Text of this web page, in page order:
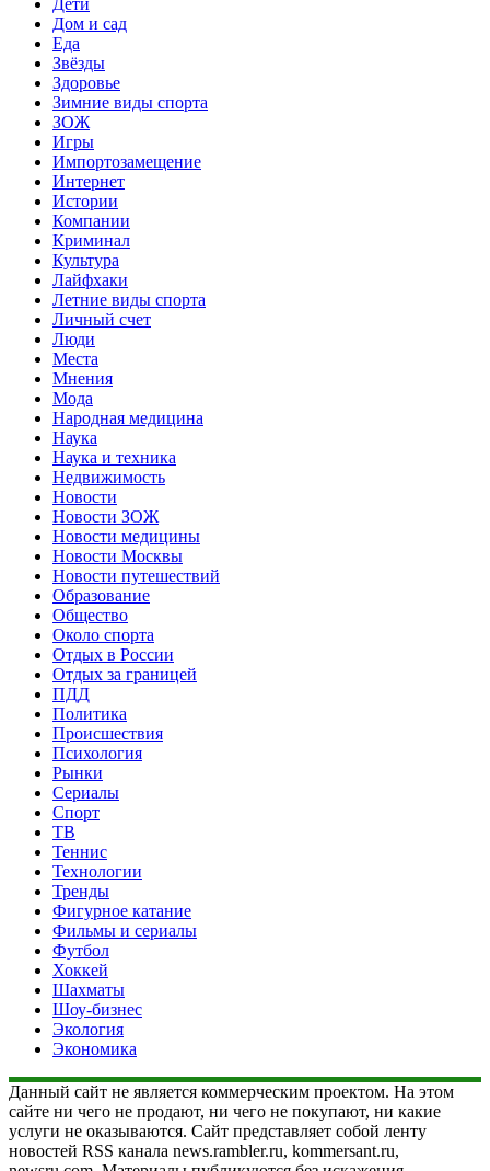
Дом и сад
Еда
Звёзды
Здоровье
Зимние виды спорта
ЗОЖ
Игры
Импортозамещение
Интернет
Истории
Компании
Криминал
Культура
Лайфхаки
Летние виды спорта
Личный счет
Люди
Места
Мнения
Мода
Народная медицина
Наука
Наука и техника
Недвижимость
Новости
Новости ЗОЖ
Новости медицины
Новости Москвы
Новости путешествий
Образование
Общество
Около спорта
Отдых в России
Отдых за границей
ПДД
Политика
Происшествия
Психология
Рынки
Сериалы
Спорт
ТВ
Теннис
Технологии
Тренды
Фигурное катание
Фильмы и сериалы
Футбол
Хоккей
Шахматы
Шоу-бизнес
Экология
Экономика
Данный сайт не является коммерческим проектом. На этом
сайте ни чего не продают, ни чего не покупают, ни какие
услуги не оказываются. Сайт представляет собой ленту
новостей RSS канала news.rambler.ru, kommersant.ru,